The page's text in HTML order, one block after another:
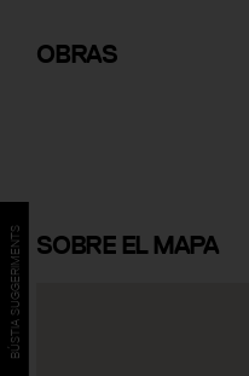
OBRAS
375c' en Celler
SOBREEL MAPA
BÚSTIA SUGGERIMENTS